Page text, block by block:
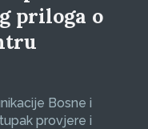
priloga o
Bosne i
provjere i